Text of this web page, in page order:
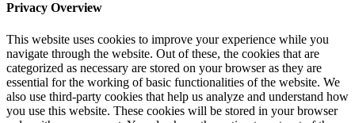
Privacy Overview
This website uses cookies to improve your experience while you
navigate through the website. Out of these, the cookies that are
categorized as necessary are stored on your browser as they are
essential for the working of basic functionalities of the website. We
also use third-party cookies that help us analyze and understand how
you use this website. These cookies will be stored in your browser